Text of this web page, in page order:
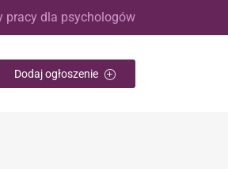
pracy dla psychologów
Dodaj ogłoszenie